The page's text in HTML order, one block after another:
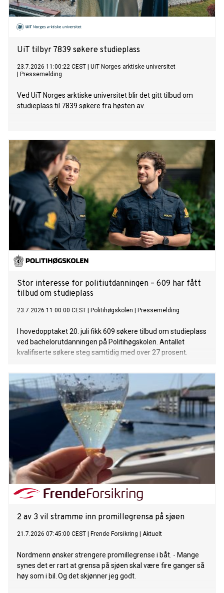
UiT tilbyr 7839 søkere studieplass
23.7.2026 11:00:22 CEST
UiT Norges arktiske universitet
Pressemelding
Ved UiT Norges arktiske universitet blir det gitt tilbud om
studieplass til 7839 søkere fra høsten av.
Stor interesse for politiutdanningen – 609 har fått
tilbud om studieplass
23.7.2026 11:00:00 CEST Politihøgskolen Pressemelding
I hovedopptaket 20. juli fikk 609 søkere tilbud om studieplass
ved bachelorutdanningen på Politihøgskolen. Antallet
kvalifiserte søkere steg samtidig med over 27 prosent.
2 av 3 vil stramme inn promillegrensa på sjøen
21.7.2026 07:45:00 CEST Frende Forsikring Aktuelt
Nordmenn ønsker strengere promillegrense i båt. - Mange
synes det er rart at grensa på sjøen skal være fire ganger så
høy som i bil. Og det skjønner jeg godt.